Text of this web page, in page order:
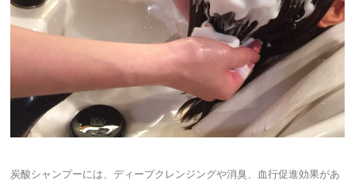
炭酸シャンプーには、ディープクレンジングや消臭、血行促進効果があ